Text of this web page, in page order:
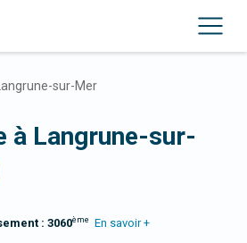
Langrune-sur-Mer
à Langrune-sur-
: 3060ème En savoir +